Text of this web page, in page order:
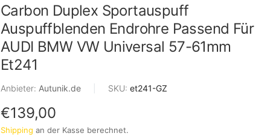
Carbon Duplex Sportauspuff
Auspuffblenden Endrohre Passend Für
AUDI BMW VW Universal 57-61mm
Et241
Anbieter: Autunik.de SKU: et241-GZ
€139,00
Shipping an der Kasse berechnet.